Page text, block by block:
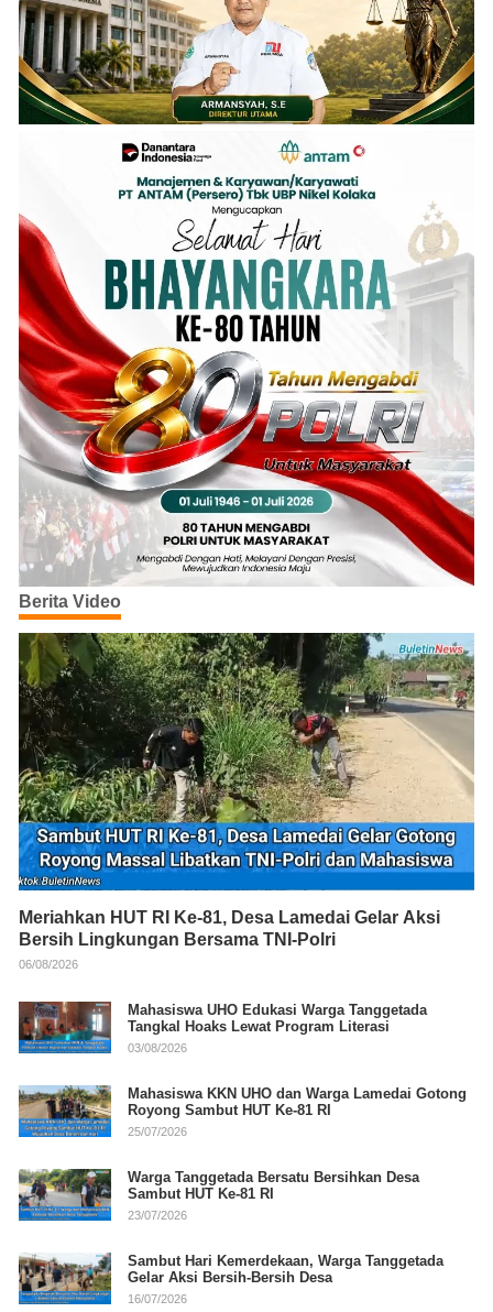
Berita Video
Meriahkan HUT RI Ke-81, Desa Lamedai Gelar Aksi
Bersih Lingkungan Bersama TNI-Polri
06/08/2026
Mahasiswa UHO Edukasi Warga Tanggetada
Tangkal Hoaks Lewat Program Literasi
03/08/2026
Mahasiswa KKN UHO dan Warga Lamedai Gotong
Royong Sambut HUT Ke-81 RI
25/07/2026
Warga Tanggetada Bersatu Bersihkan Desa
Sambut HUT Ke-81 RI
23/07/2026
Sambut Hari Kemerdekaan, Warga Tanggetada
Gelar Aksi Bersih-Bersih Desa
16/07/2026